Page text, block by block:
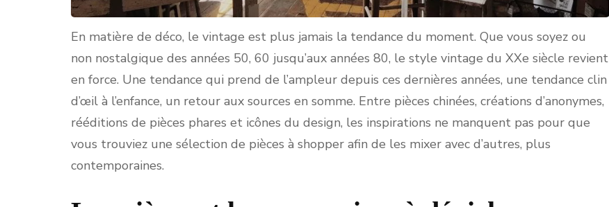
En matière de déco, le vintage est plus jamais la tendance du moment. Que vous soyez ou
non nostalgique des années 50, 60 jusqu’aux années 80, le style vintage du XXe siècle revient
en force. Une tendance qui prend de l’ampleur depuis ces dernières années, une tendance clin
d’œil à l’enfance, un retour aux sources en somme. Entre pièces chinées, créations d’anonymes,
rééditions de pièces phares et icônes du design, les inspirations ne manquent pas pour que
vous trouviez une sélection de pièces à shopper afin de les mixer avec d’autres, plus
contemporaines.